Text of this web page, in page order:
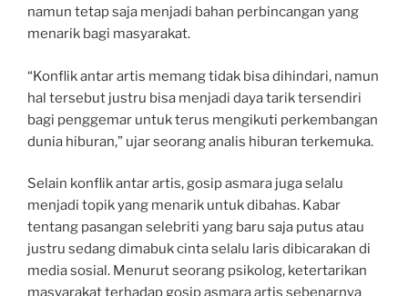
namun tetap saja menjadi bahan perbincangan yang
menarik bagi masyarakat.
“Konflik antar artis memang tidak bisa dihindari, namun
hal tersebut justru bisa menjadi daya tarik tersendiri
bagi penggemar untuk terus mengikuti perkembangan
dunia hiburan,” ujar seorang analis hiburan terkemuka.
Selain konflik antar artis, gosip asmara juga selalu
menjadi topik yang menarik untuk dibahas. Kabar
tentang pasangan selebriti yang baru saja putus atau
justru sedang dimabuk cinta selalu laris dibicarakan di
media sosial. Menurut seorang psikolog, ketertarikan
masyarakat terhadap gosip asmara artis sebenarnya